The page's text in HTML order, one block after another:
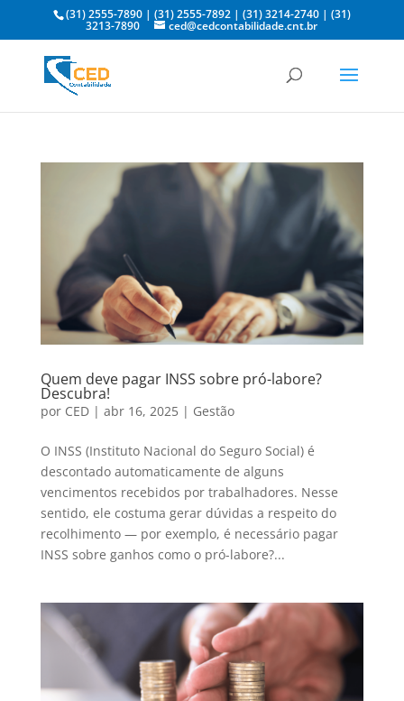
(31) 2555-7890| (31) 2555-7892| (31) 3214-2740| (31)
3213-7890 ced@cedcontabilidade.cnt.br
Quem deve pagar INSS sobre pró-labore?
Descubra!
por CED| abr 16, 2025| Gestão
O INSS (Instituto Nacional do Seguro Social) é
descontado automaticamente de alguns
vencimentos recebidos por trabalhadores. Nesse
sentido, ele costuma gerar dúvidas a respeito do
recolhimento — por exemplo, é necessário pagar
INSS sobre ganhos como o pró-labore?...